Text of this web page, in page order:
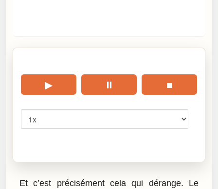
▶ ⏸ ■
Et c’est précisément cela qui dérange. Le